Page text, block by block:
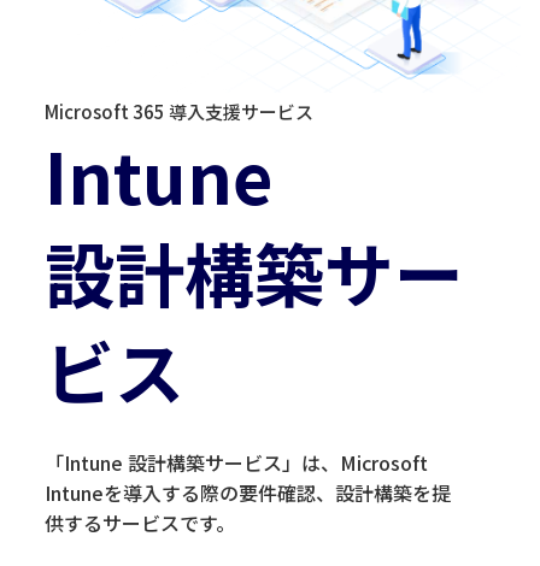
Microsoft 365 導入支援サービス
Intune
設計構築サー
ビス
「Intune 設計構築サービス」は、Microsoft
Intuneを導入する際の要件確認、設計構築を提
供するサービスです。